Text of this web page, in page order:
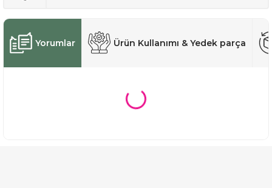
Yorumlar Ürün Kullanımı & Yedek parça